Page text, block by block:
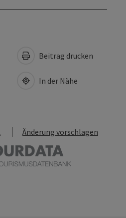
Beitrag drucken
In der Nähe
Änderung vorschlagen